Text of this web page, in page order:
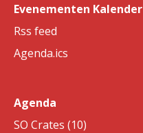
Evenementen Kalender
Rss feed
Agenda.ics
Agenda
SO Crates (10)